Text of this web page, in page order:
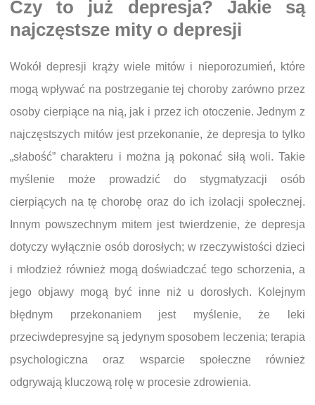
Czy to już depresja? Jakie są
najczęstsze mity o depresji
Wokół depresji krąży wiele mitów i nieporozumień, które
mogą wpływać na postrzeganie tej choroby zarówno przez
osoby cierpiące na nią, jak i przez ich otoczenie. Jednym z
najczęstszych mitów jest przekonanie, że depresja to tylko
„słabość” charakteru i można ją pokonać siłą woli. Takie
myślenie może prowadzić do stygmatyzacji osób
cierpiących na tę chorobę oraz do ich izolacji społecznej.
Innym powszechnym mitem jest twierdzenie, że depresja
dotyczy wyłącznie osób dorosłych; w rzeczywistości dzieci
i młodzież również mogą doświadczać tego schorzenia, a
jego objawy mogą być inne niż u dorosłych. Kolejnym
błędnym przekonaniem jest myślenie, że leki
przeciwdepresyjne są jedynym sposobem leczenia; terapia
psychologiczna oraz wsparcie społeczne również
odgrywają kluczową rolę w procesie zdrowienia.